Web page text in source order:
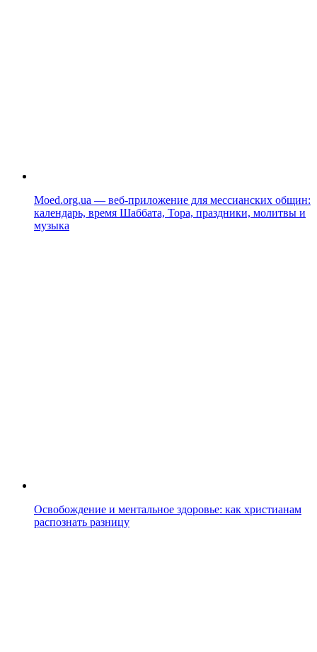
Moed.org.ua — веб-приложение для мессианских общин:
календарь, время Шаббата, Тора, праздники, молитвы и
музыка
Освобождение и ментальное здоровье: как христианам
распознать разницу